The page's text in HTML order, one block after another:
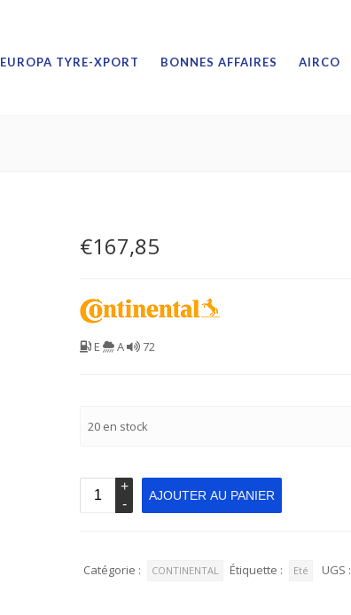
EUROPA TYRE-XPORT BONNES AFFAIRES AIRCO
€167,85
E A 72
20 en stock
AJOUTER AU PANIER
Catégorie : CONTINENTAL Étiquette : Eté UGS :